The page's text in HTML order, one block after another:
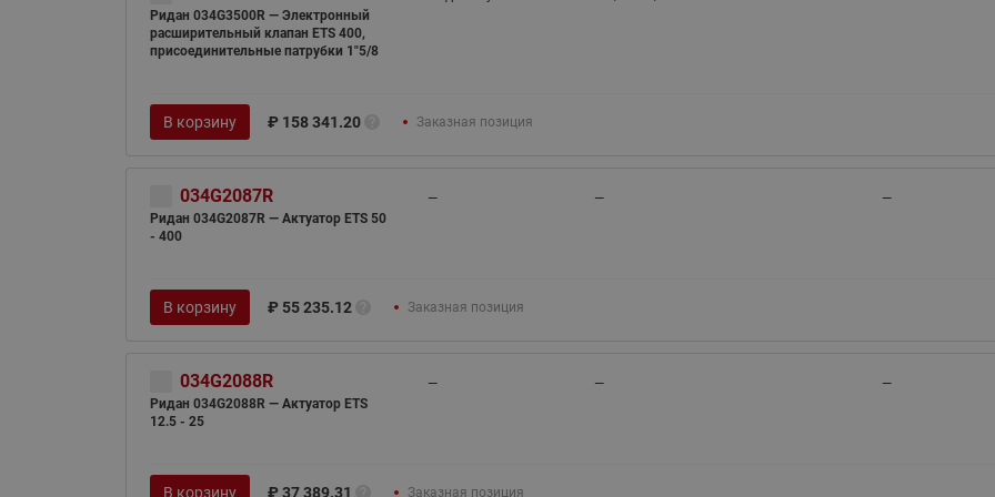
Ридан 034G3500R — Электронный
расширительный клапан ETS 400,
присоединительные патрубки 1"5/8
В корзину ₽ 158 341.20 Заказная позиция
034G2087R
Ридан 034G2087R — Актуатор ETS 50
- 400
— — —
В корзину ₽ 55 235.12 Заказная позиция
034G2088R
Ридан 034G2088R — Актуатор ETS
12.5 - 25
— — —
В корзину ₽ 37 389.31 Заказная позиция